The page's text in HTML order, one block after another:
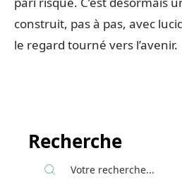
construit, pas à pas, avec
le regard tourné vers l’avenir.
Recherche